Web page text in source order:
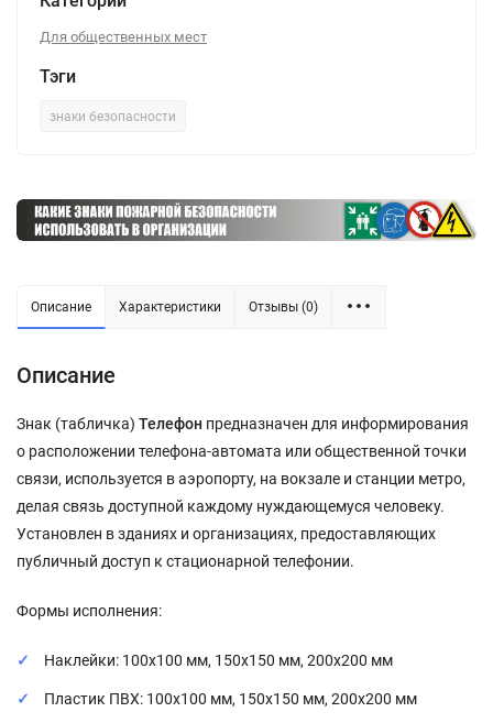
Для общественных мест
Тэги
знаки безопасности
Описание Характеристики Отзывы (0)
Описание
Знак (табличка) Телефон предназначен для информирования
о расположении телефона-автомата или общественной точки
связи, используется в аэропорту, на вокзале и станции метро,
делая связь доступной каждому нуждающемуся человеку.
Установлен в зданиях и организациях, предоставляющих
публичный доступ к стационарной телефонии.
Формы исполнения:
Наклейки: 100x100 мм, 150x150 мм, 200x200 мм
Пластик ПВХ: 100x100 мм, 150x150 мм, 200x200 мм